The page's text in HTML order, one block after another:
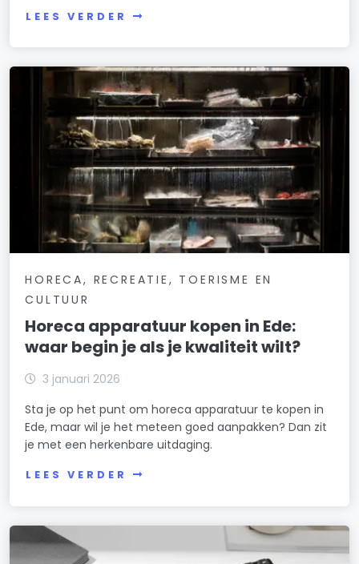
LEES VERDER
HORECA, RECREATIE, TOERISME EN
CULTUUR
Horeca apparatuur kopen in Ede:
waar begin je als je kwaliteit wilt?
3 januari 2026
Sta je op het punt om horeca apparatuur te kopen in
Ede, maar wil je het meteen goed aanpakken? Dan zit
je met een herkenbare uitdaging.
LEES VERDER